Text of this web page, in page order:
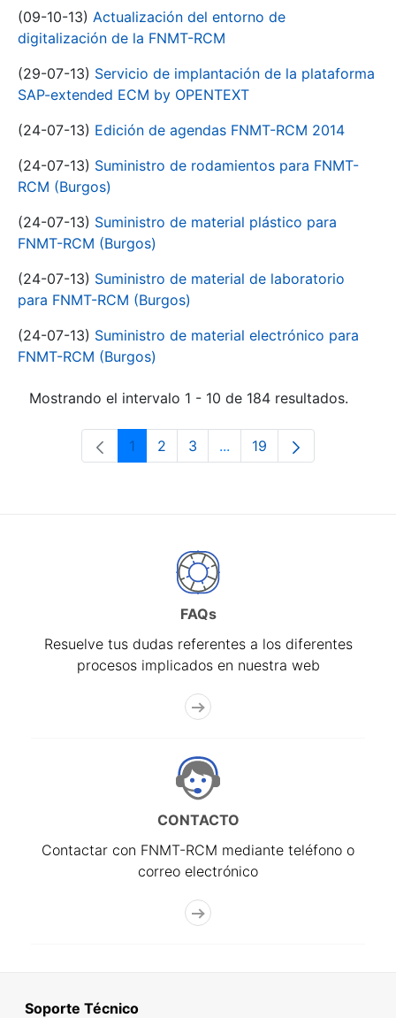
(09-10-13) Actualización del entorno de
digitalización de la FNMT-RCM
(29-07-13) Servicio de implantación de la plataforma
SAP-extended ECM by OPENTEXT
(24-07-13) Edición de agendas FNMT-RCM 2014
(24-07-13) Suministro de rodamientos para FNMT-
RCM (Burgos)
(24-07-13) Suministro de material plástico para
FNMT-RCM (Burgos)
(24-07-13) Suministro de material de laboratorio
para FNMT-RCM (Burgos)
(24-07-13) Suministro de material electrónico para
FNMT-RCM (Burgos)
Mostrando el intervalo 1 - 10 de 184 resultados.
Página
1 Página
2 Página
3 ...Páginas intermedias Use
Página
19
FAQs
Resuelve tus dudas referentes a los diferentes
procesos implicados en nuestra web
CONTACTO
Contactar con FNMT-RCM mediante teléfono o
correo electrónico
Soporte Técnico